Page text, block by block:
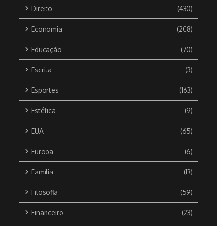
Direito (430)
Economia (208)
Educação (70)
Escrita (3)
Esportes (163)
Estética (9)
EUA (65)
Europa (6)
Família (13)
Filosofia (59)
Financeiro (23)